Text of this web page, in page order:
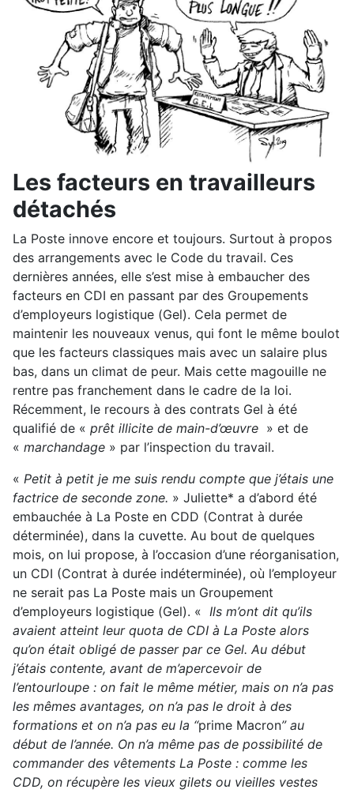
Les facteurs en travailleurs
détachés
La Poste innove encore et toujours. Surtout à propos
des arrangements avec le Code du travail. Ces
dernières années, elle s’est mise à embaucher des
facteurs en CDI en passant par des Groupements
d’employeurs logistique (Gel). Cela permet de
maintenir les nouveaux venus, qui font le même boulot
que les facteurs classiques mais avec un salaire plus
bas, dans un climat de peur. Mais cette magouille ne
rentre pas franchement dans le cadre de la loi.
Récemment, le recours à des contrats Gel à été
qualifié de « prêt illicite de main-d’œuvre » et de
« marchandage » par l’inspection du travail.
« Petit à petit je me suis rendu compte que j’étais une
factrice de seconde zone. » Juliette* a d’abord été
embauchée à La Poste en CDD (Contrat à durée
déterminée), dans la cuvette. Au bout de quelques
mois, on lui propose, à l’occasion d’une réorganisation,
un CDI (Contrat à durée indéterminée), où l’employeur
ne serait pas La Poste mais un Groupement
d’employeurs logistique (Gel). « Ils m’ont dit qu’ils
avaient atteint leur quota de CDI à La Poste alors
qu’on était obligé de passer par ce Gel. Au début
j’étais contente, avant de m’apercevoir de
l’entourloupe : on fait le même métier, mais on n’a pas
les mêmes avantages, on n’a pas le droit à des
formations et on n’a pas eu la “prime Macron” au
début de l’année. On n’a même pas de possibilité de
commander des vêtements La Poste : comme les
CDD, on récupère les vieux gilets ou vieilles vestes